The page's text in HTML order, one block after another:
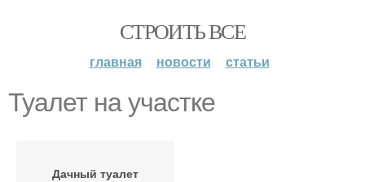
СТРОИТЬ ВСЕ
главная новости статьи
Туалет на участке
Дачный туалет